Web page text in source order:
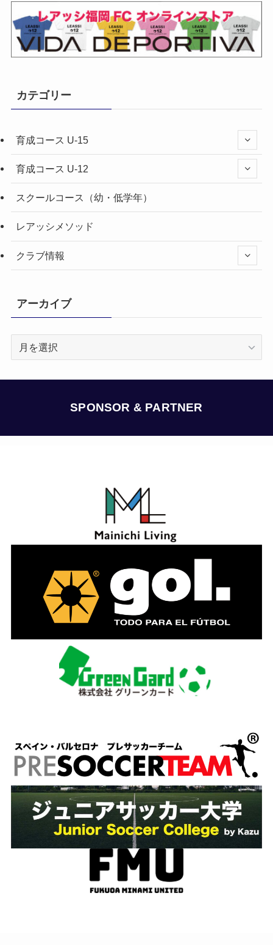
カテゴリー
育成コース U-15
育成コース U-12
スクールコース（幼・低学年）
レアッシメソッド
クラブ情報
アーカイブ
SPONSOR & PARTNER